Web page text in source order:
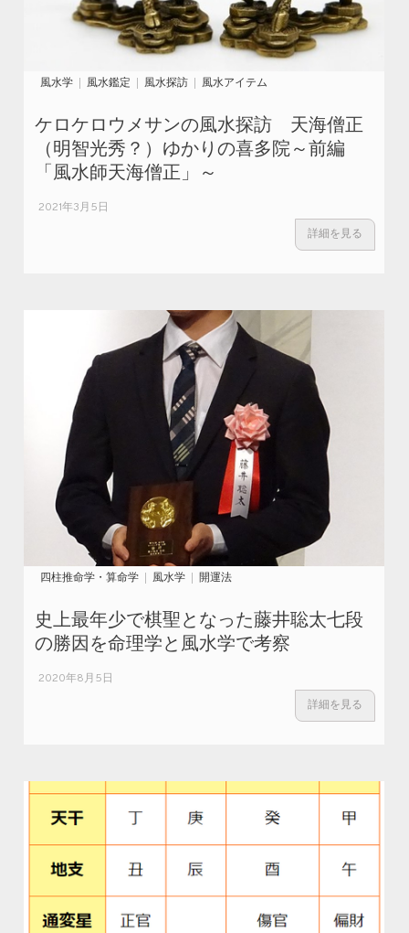
風水学 風水鑑定 風水探訪 風水アイテム
ケロケロウメサンの風水探訪 天海僧正
（明智光秀？）ゆかりの喜多院～前編
「風水師天海僧正」～
2021年3月5日
詳細を見る
四柱推命学・算命学 風水学 開運法
史上最年少で棋聖となった藤井聡太七段
の勝因を命理学と風水学で考察
2020年8月5日
詳細を見る